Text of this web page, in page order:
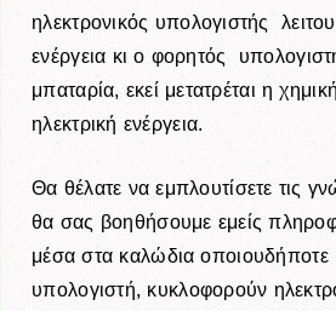
ηλεκτρονικός υπολογιστής
ενέργεια κι ο φορητός
μπαταρία, εκεί μετατρέται η
ηλεκτρική ενέργεια.
Θα θέλατε να εμπλουτίσετε τις
θα σας βοηθήσουμε εμείς
μέσα στα καλώδια οποιουδήποτε
υπολογιστή, κυκλοφορούν